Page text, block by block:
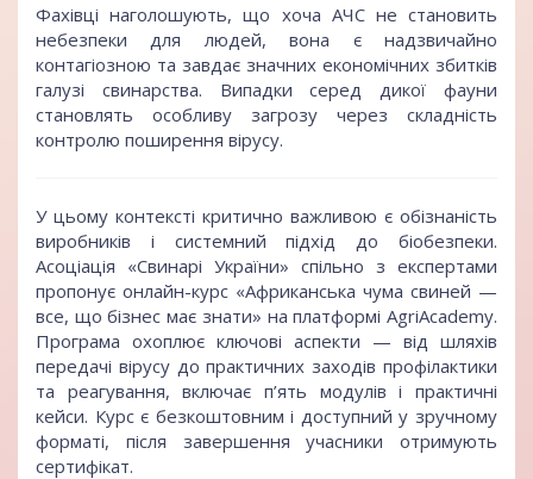
Фахівці наголошують, що хоча АЧС не становить
небезпеки для людей, вона є надзвичайно
контагіозною та завдає значних економічних збитків
галузі свинарства. Випадки серед дикої фауни
становлять особливу загрозу через складність
контролю поширення вірусу.
У цьому контексті критично важливою є обізнаність
виробників і системний підхід до біобезпеки.
Асоціація «Свинарі України» спільно з експертами
пропонує онлайн-курс «Африканська чума свиней —
все, що бізнес має знати» на платформі AgriAcademy.
Програма охоплює ключові аспекти — від шляхів
передачі вірусу до практичних заходів профілактики
та реагування, включає п’ять модулів і практичні
кейси. Курс є безкоштовним і доступний у зручному
форматі, після завершення учасники отримують
сертифікат.